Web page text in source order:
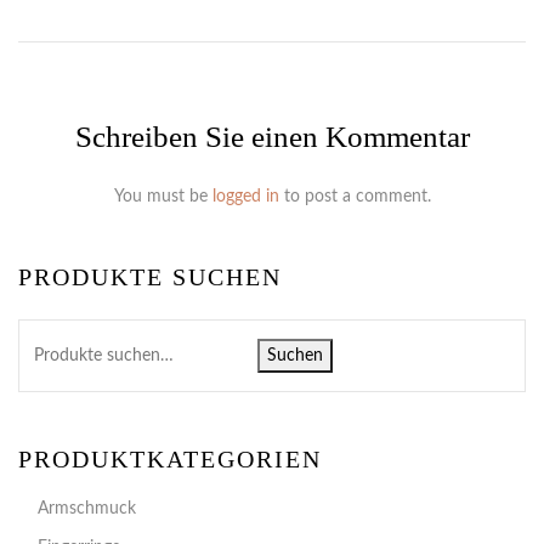
PRODUKTE SUCHEN
Suchen
PRODUKTKATEGORIEN
Armschmuck
Schreiben Sie einen Kommentar
You must be logged in to post a comment.